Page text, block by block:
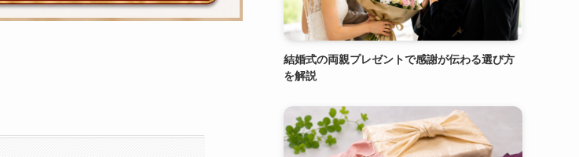
結婚式の両親プレゼントで感謝が伝わる選び方
を解説